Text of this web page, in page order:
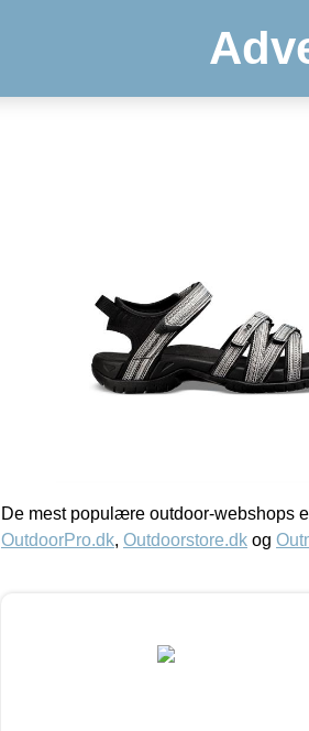
De mest populære outdoor-webshops
OutdoorPro.dk, Outdoorstore.dk og